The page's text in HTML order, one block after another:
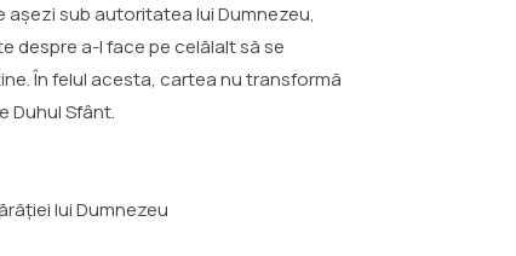
sub autoritatea lui Dumnezeu,
despre a-l face pe celălalt să se
În felul acesta, cartea nu transformă
Duhul Sfânt.
lui Dumnezeu